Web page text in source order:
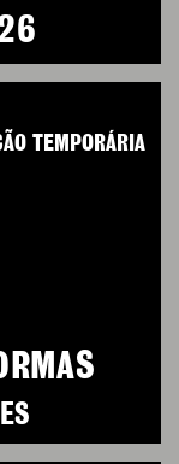
TEMPORÁRIA